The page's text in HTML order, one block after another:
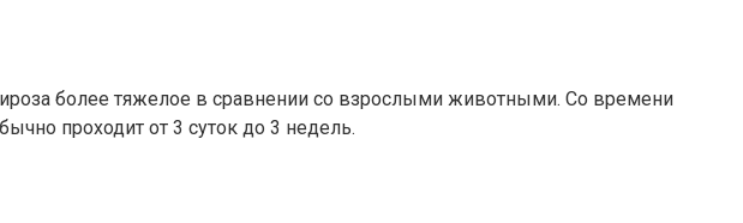
более тяжелое в сравнении со взрослыми животными. Со времени
проходит от 3 суток до 3 недель.